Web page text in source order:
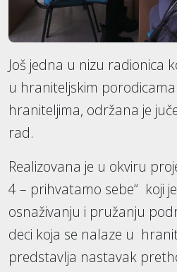
Još jedna u nizu radionica
u hraniteljskim porodicama
hraniteljima, održana je
rad.
Realizovana je u okviru
4 – prihvatamo sebe“ koji
osnaživanju i pružanju
deci koja se nalaze u
predstavlja nastavak